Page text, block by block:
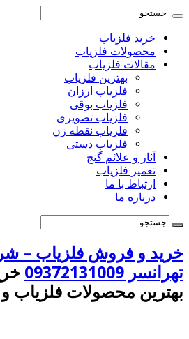
خرید فلزیاب
محصولات فلزیاب
مقالات فلزیاب
بهترین فلزیاب
فلزیاب ارزان
فلزیاب بوقی
فلزیاب تصویری
فلزیاب نقطه زن
فلزیاب دستی
آثار و علائم گنج
تعمیر فلزیاب
ارتباط با ما
درباره ما
خرید و فروش فلزیاب –
تهرانسر 09372131009
بهترین محصولات فلزیاب